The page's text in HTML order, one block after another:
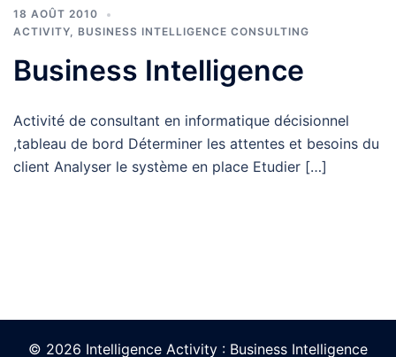
18 AOÛT 2010
ACTIVITY, BUSINESS INTELLIGENCE CONSULTING
Business Intelligence
Activité de consultant en informatique décisionnel
,tableau de bord Déterminer les attentes et besoins du
client Analyser le système en place Etudier […]
© 2026 Intelligence Activity : Business Intelligence